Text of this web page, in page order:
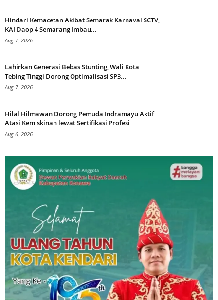
Hindari Kemacetan Akibat Semarak Karnaval SCTV,
KAI Daop 4 Semarang Imbau...
Aug 7, 2026
Lahirkan Generasi Bebas Stunting, Wali Kota
Tebing Tinggi Dorong Optimalisasi SP3...
Aug 7, 2026
Hilal Hilmawan Dorong Pemuda Indramayu Aktif
Atasi Kemiskinan lewat Sertifikasi Profesi
Aug 6, 2026